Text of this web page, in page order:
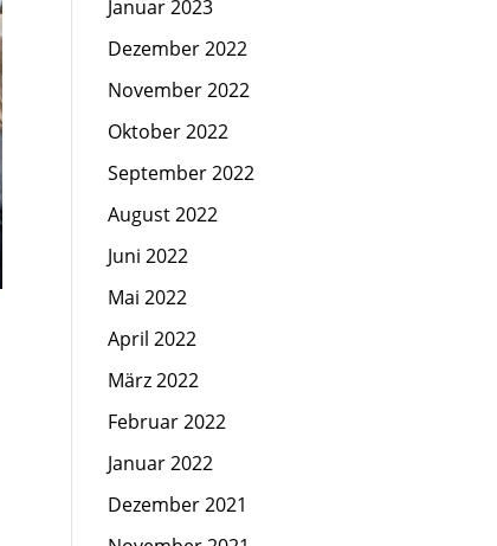
Januar 2023
Dezember 2022
November 2022
Oktober 2022
September 2022
August 2022
Juni 2022
Mai 2022
April 2022
März 2022
Februar 2022
Januar 2022
Dezember 2021